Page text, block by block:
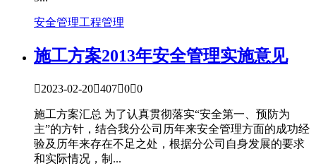
安全管理工程管理
施工方案2013年安全管理实施意见
2023-02-2040700
施工方案汇总 为了认真贯彻落实“安全第一、预防为
主”的方针，结合我分公司历年来安全管理方面的成功经
验及历年来存在不足之处，根据分公司自身发展的要求
和实际情况，制...